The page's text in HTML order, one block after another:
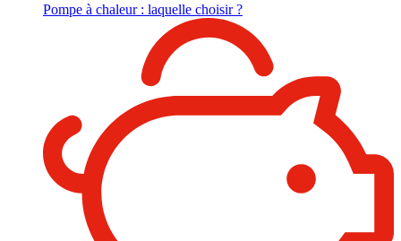
Pompe à chaleur : laquelle choisir ?